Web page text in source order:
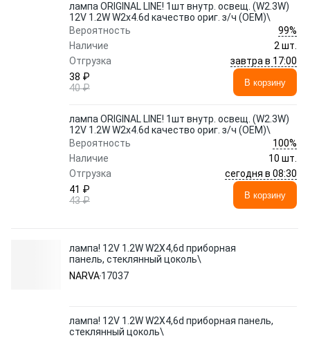
лампа ORIGINAL LINE! 1шт внутр. освещ. (W2.3W)
12V 1.2W W2x4.6d качество ориг. з/ч (ОЕМ)\
Вероятность
99%
Наличие
2 шт.
Отгрузка
завтра в 17:00
38 ₽
40 ₽
В корзину
лампа ORIGINAL LINE! 1шт внутр. освещ. (W2.3W)
12V 1.2W W2x4.6d качество ориг. з/ч (ОЕМ)\
Вероятность
100%
Наличие
10 шт.
Отгрузка
сегодня в 08:30
41 ₽
43 ₽
В корзину
лампа! 12V 1.2W W2X4,6d приборная
панель, стеклянный цоколь\
NARVA17037
лампа! 12V 1.2W W2X4,6d приборная панель,
стеклянный цоколь\